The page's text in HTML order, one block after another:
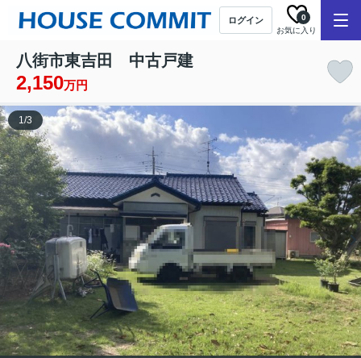
ログイン
お気に入り
0
八街市東吉田 中古戸建
2,150万円
1/3